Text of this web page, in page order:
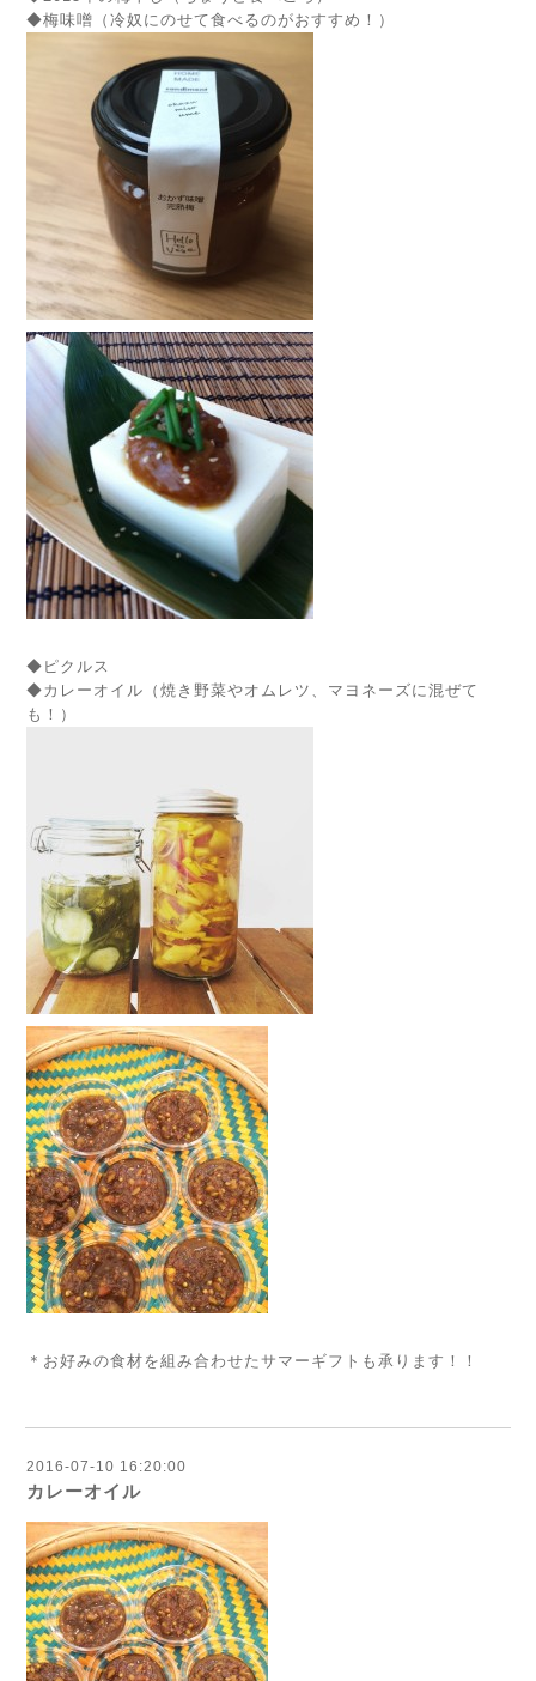
◆梅味噌（冷奴にのせて食べるのがおすすめ！）
◆ピクルス
◆カレーオイル（焼き野菜やオムレツ、マヨネーズに混ぜて
も！）
＊お好みの食材を組み合わせたサマーギフトも承ります！！
2016-07-10 16:20:00
カレーオイル